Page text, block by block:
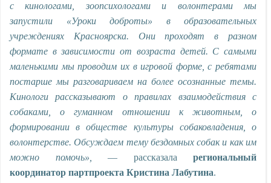
с кинологами, зоопсихологами и волонтерами мы
запустили «Уроки доброты» в образовательных
учреждениях Красноярска. Они проходят в разном
формате в зависимости от возраста детей. С самыми
маленькими мы проводим их в игровой форме, с ребятами
постарше мы разговариваем на более осознанные темы.
Кинологи рассказывают о правилах взаимодействия с
собаками, о гуманном отношении к животным, о
формировании в обществе культуры собаковладения, о
волонтерстве. Обсуждаем тему бездомных собак и как им
можно помочь», — рассказала региональный
координатор партпроекта Кристина Лабутина.